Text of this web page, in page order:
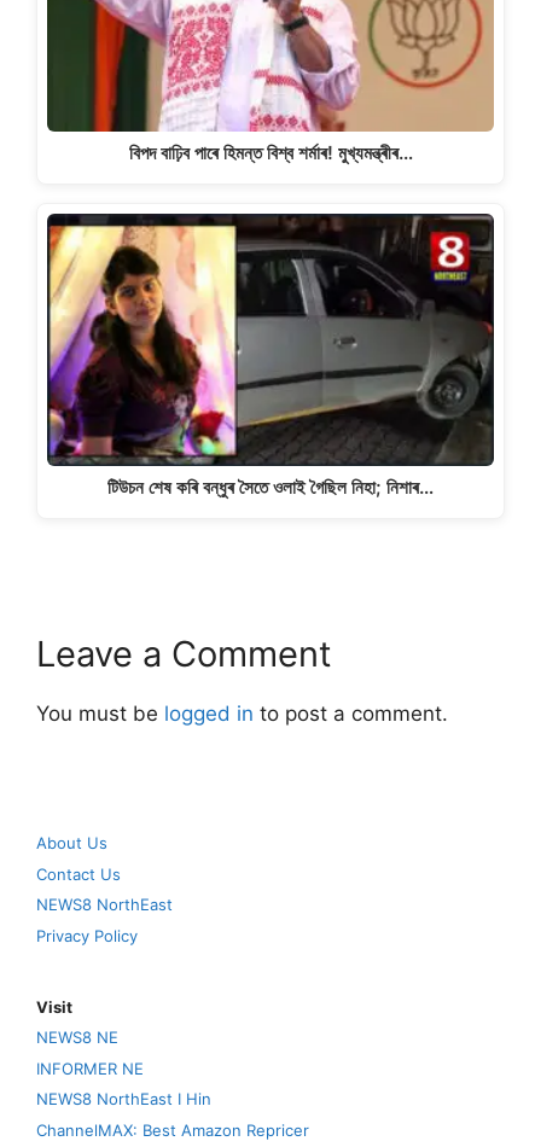
বিপদ বাঢ়িব পাৰে হিমন্ত বিশ্ব শৰ্মাৰ! মুখ্যমন্ত্ৰীৰ…
টিউচন শেষ কৰি বন্ধুৰ সৈতে ওলাই গৈছিল নিহা; নিশাৰ…
Leave a Comment
You must be logged in to post a comment.
About Us
Contact Us
NEWS8 NorthEast
Privacy Policy
Visit
NEWS8 NE
INFORMER NE
NEWS8 NorthEast I Hin
ChannelMAX: Best Amazon Repricer